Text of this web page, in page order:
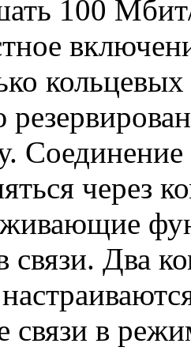
100
через
связи. Два
связи в